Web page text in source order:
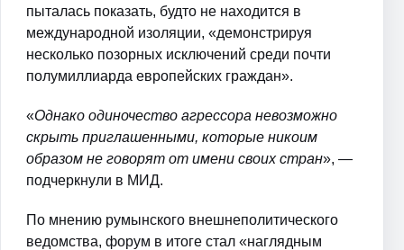
пыталась показать, будто не находится в
международной изоляции, «демонстрируя
несколько позорных исключений среди почти
полумиллиарда европейских граждан».
«Однако одиночество агрессора невозможно
скрыть приглашенными, которые никоим
образом не говорят от имени своих стран», —
подчеркнули в МИД.
По мнению румынского внешнеполитического
ведомства, форум в итоге стал «наглядным